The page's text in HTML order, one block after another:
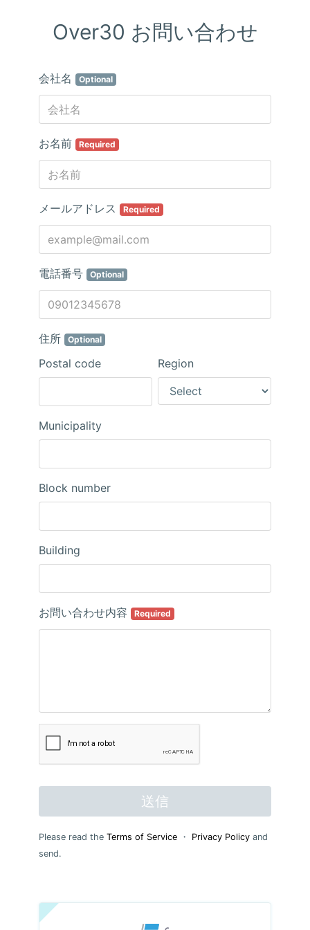
Over30 お問い合わせ
会社名 Optional
お名前 Required
メールアドレス Required
電話番号 Optional
住所 Optional
Postal code Region
Municipality
Block number
Building
お問い合わせ内容 Required
送信
Please read the Terms of Service ・ Privacy Policy and
send.